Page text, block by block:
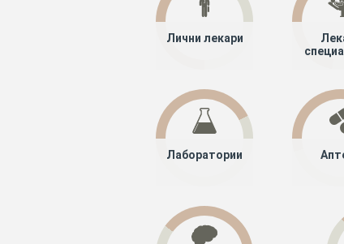
Лични лекари
Лаборатории